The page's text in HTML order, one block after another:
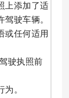
上添加了适
驶车辆。
或任何适用
驶执照前
。